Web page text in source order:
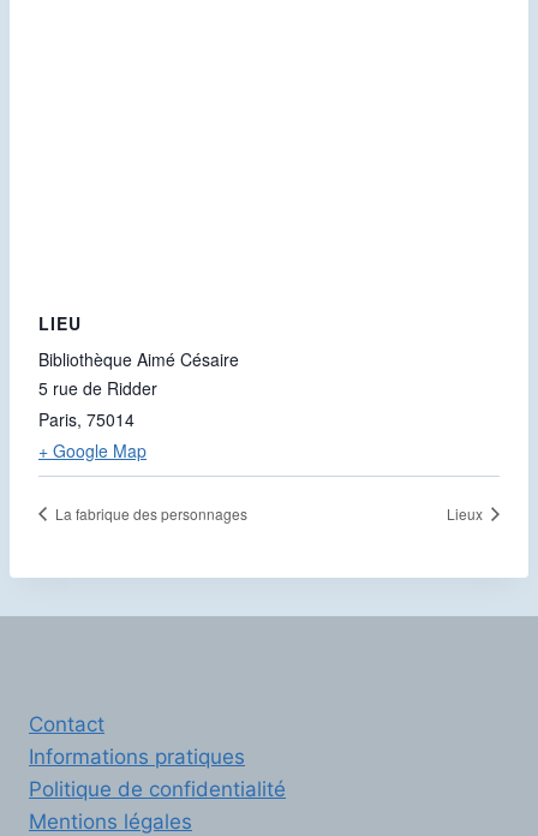
LIEU
Bibliothèque Aimé Césaire
5 rue de Ridder
Paris, 75014
+ Google Map
La fabrique des personnages Lieux
Contact
Informations pratiques
Politique de confidentialité
Mentions légales